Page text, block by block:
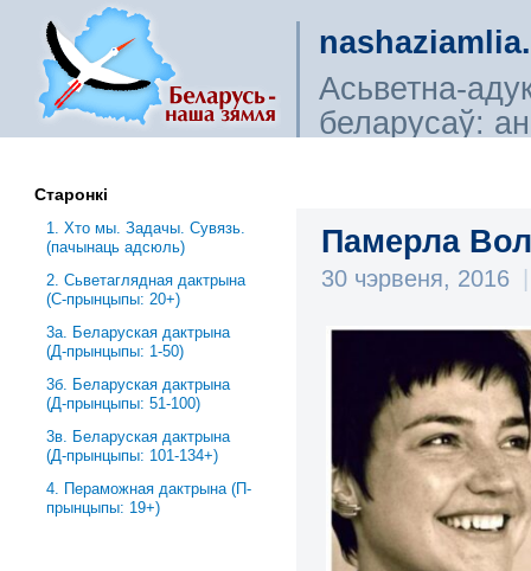
Асьветна-
беларусаў:
Памерла
30 чэрвеня, 2016 |
Старонкі
1. Хто мы. Задачы. Сувязь.
(пачынаць адсюль)
2. Сьветаглядная дактрына
(С-прынцыпы: 20+)
3a. Беларуская дактрына
(Д-прынцыпы: 1-50)
3б. Беларуская дактрына
(Д-прынцыпы: 51-100)
3в. Беларуская дактрына
(Д-прынцыпы: 101-134+)
4. Пераможная дактрына (П-
прынцыпы: 19+)